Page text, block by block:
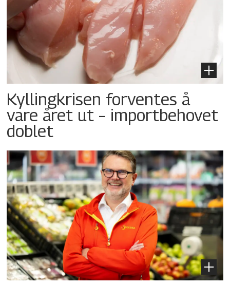
Kyllingkrisen forventes å
vare året ut – importbehovet
doblet